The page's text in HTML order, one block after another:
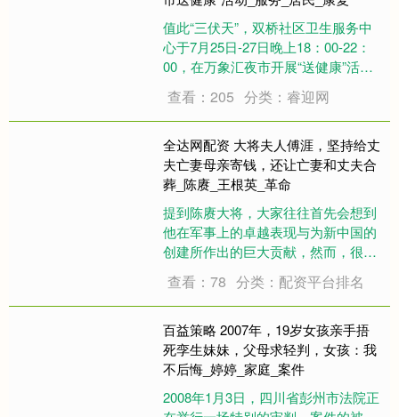
值此“三伏天”，双桥社区卫生服务中
心于7月25日-27日晚上18：00-22：
00，在万象汇夜市开展“送健康”活
动，丰富辖区居民“夜”生活，为炎炎
夏夜增添文化清凉，让双桥中心与辖
区居民实现双向奔赴、“桥”接健康。
25日活动主题：“冬病夏治....
查看：205 分类：睿迎网
全达网配资 大将夫人傅涯，坚持给丈
夫亡妻母亲寄钱，还让亡妻和丈夫合
葬_陈赓_王根英_革命
提到陈赓大将，大家往往首先会想到
他在军事上的卓越表现与为新中国的
创建所作出的巨大贡献，然而，很少
活。陈赓将军的情感故事中，有两位
女性扮演了关键的角色。傅涯，作为
广为人知的将军之妻，实际上是陈赓
的第二任妻子，而他....
查看：78 分类：配资平台排名
百益策略 2007年，19岁女孩亲手捂
死孪生妹妹，父母求轻判，女孩：我
不后悔_婷婷_家庭_案件
2008年1月3日，四川省彭州市法院正